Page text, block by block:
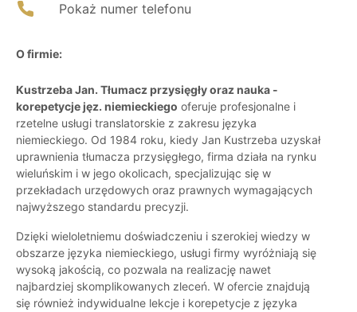
Pokaż numer telefonu
O firmie:
Kustrzeba Jan. Tłumacz przysięgły oraz nauka -
korepetycje jęz. niemieckiego oferuje profesjonalne i
rzetelne usługi translatorskie z zakresu języka
niemieckiego. Od 1984 roku, kiedy Jan Kustrzeba uzyskał
uprawnienia tłumacza przysięgłego, firma działa na rynku
wieluńskim i w jego okolicach, specjalizując się w
przekładach urzędowych oraz prawnych wymagających
najwyższego standardu precyzji.
Dzięki wieloletniemu doświadczeniu i szerokiej wiedzy w
obszarze języka niemieckiego, usługi firmy wyróżniają się
wysoką jakością, co pozwala na realizację nawet
najbardziej skomplikowanych zleceń. W ofercie znajdują
się również indywidualne lekcje i korepetycje z języka